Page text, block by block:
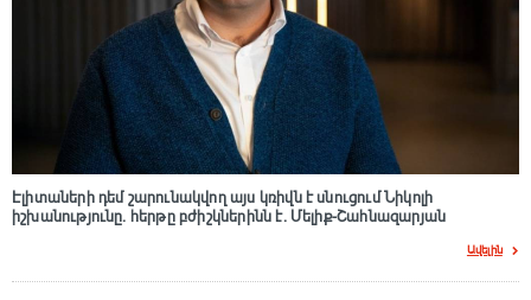
Էլիտաների դեմ շարունակվող այս կռիվն է սնուցում Նիկոլի
իշխանությունը. հերթը բժիշկներինն է. Մելիք-Շահնազարյան
Ավելին